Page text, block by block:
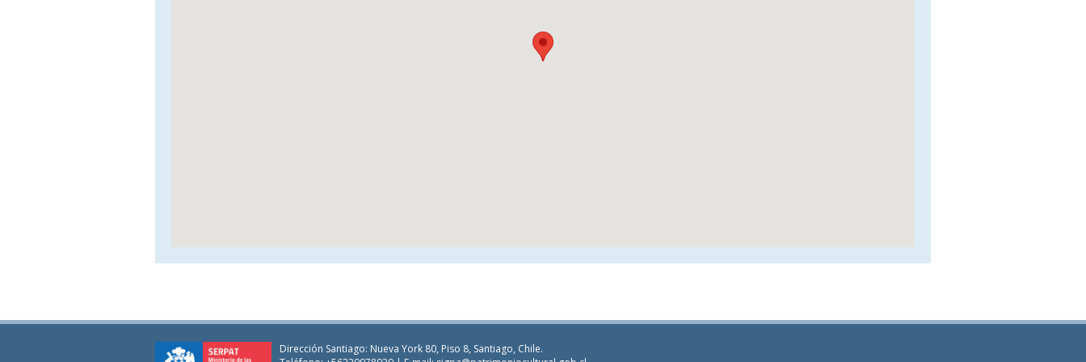
Dirección Santiago: Nueva York 80, Piso 8, Santiago, Chile.